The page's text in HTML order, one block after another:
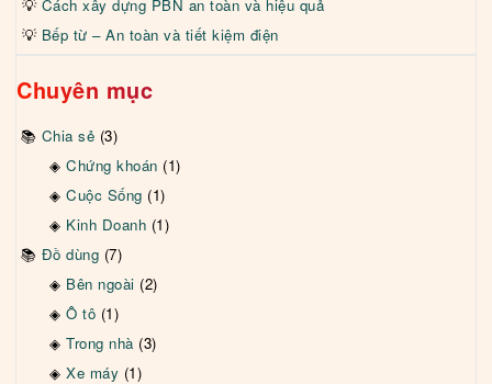
Cách xây dựng PBN an toàn và hiệu quả
Bếp từ – An toàn và tiết kiệm điện
Chuyên mục
Chia sẻ (3)
Chứng khoán (1)
Cuộc Sống (1)
Kinh Doanh (1)
Đồ dùng (7)
Bên ngoài (2)
Ô tô (1)
Trong nhà (3)
Xe máy (1)